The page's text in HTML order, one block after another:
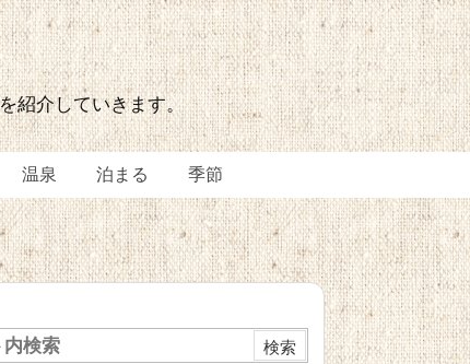
紹介していきます。
温泉 泊まる 季節